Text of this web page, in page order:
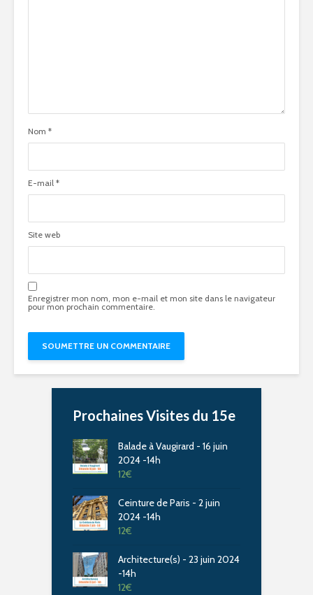
Nom *
E-mail *
Site web
Enregistrer mon nom, mon e-mail et mon site dans le navigateur
pour mon prochain commentaire.
Prochaines Visites du 15e
Balade à Vaugirard - 16 juin
2024 -14h
12€
Ceinture de Paris - 2 juin
2024 -14h
12€
Architecture(s) - 23 juin 2024
-14h
12€